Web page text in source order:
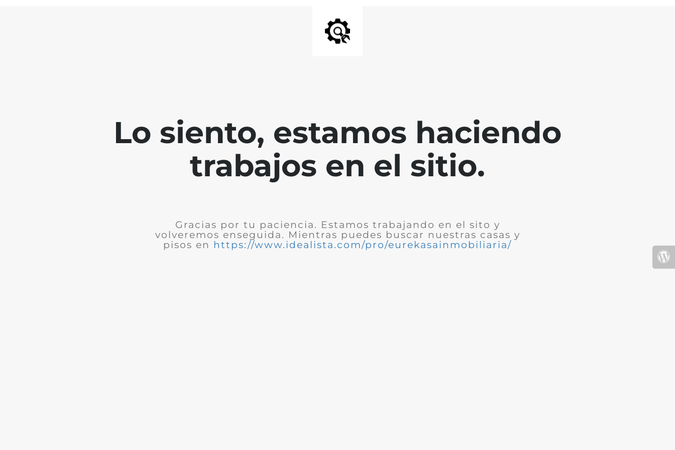
Lo siento, estamos haciendo
trabajos en el sitio.
Gracias por tu paciencia. Estamos trabajando en el sito y
volveremos enseguida. Mientras puedes buscar nuestras casas y
pisos en https://www.idealista.com/pro/eurekasainmobiliaria/